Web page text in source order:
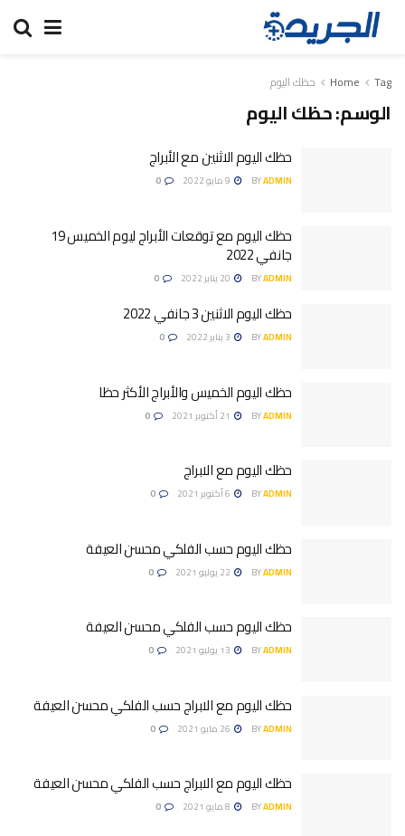
Home Tag حظك اليوم
الوسم:حظك اليوم
حظك اليوم الاثنين مع الأبراج
BYADMIN
حظك اليوم مع توقعات الأبراج ليوم الخميس 19
جانفي 2022
BYADMIN
حظك اليوم الاثنين 3 جانفي 2022
BYADMIN
حظك اليوم الخميس والأبراج الأكثر حظا
BYADMIN
حظك اليوم مع الابراج
BYADMIN
حظك اليوم حسب الفلكي محسن العيفة
BYADMIN
حظك اليوم حسب الفلكي محسن العيفة
BYADMIN
حظك اليوم مع الابراج حسب الفلكي محسن العيفة
BYADMIN
حظك اليوم مع الابراج حسب الفلكي محسن العيفة
BYADMIN